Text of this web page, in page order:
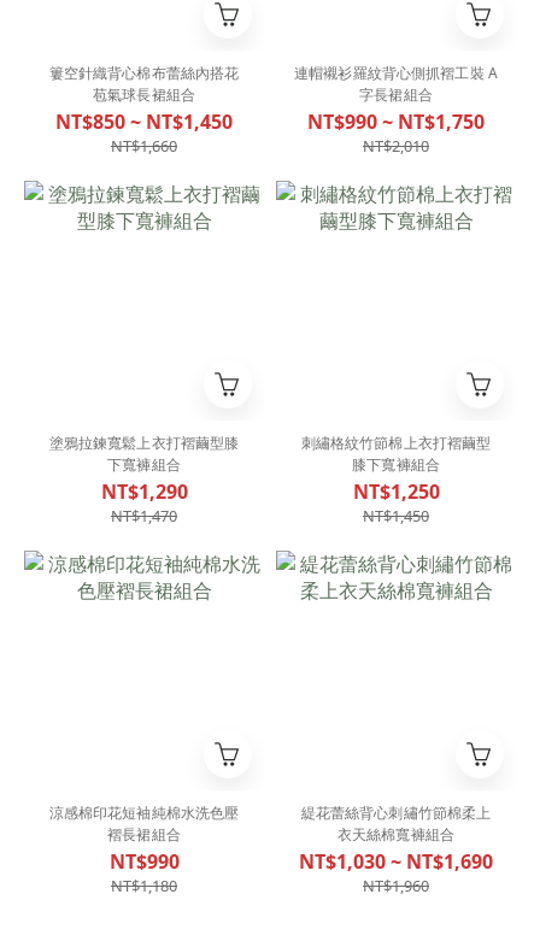
簍空針織背心棉布蕾絲內搭花
苞氣球長裙組合
NT$850 ~ NT$1,450
NT$1,660
連帽襯衫羅紋背心側抓褶工裝 A
字長裙組合
NT$990 ~ NT$1,750
NT$2,010
塗鴉拉鍊寬鬆上衣打褶繭型膝
下寬褲組合
NT$1,290
NT$1,470
刺繡格紋竹節棉上衣打褶繭型
膝下寬褲組合
NT$1,250
NT$1,450
涼感棉印花短袖純棉水洗色壓
褶長裙組合
NT$990
NT$1,180
緹花蕾絲背心刺繡竹節棉柔上
衣天絲棉寬褲組合
NT$1,030 ~ NT$1,690
NT$1,960